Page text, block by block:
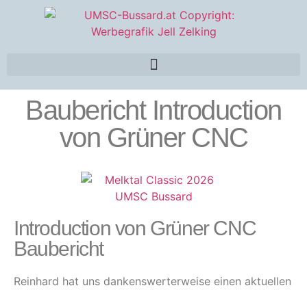
Baubericht Introduction
von Grüner CNC
Introduction von Grüner CNC
Baubericht
Reinhard hat uns dankenswerterweise einen aktuellen